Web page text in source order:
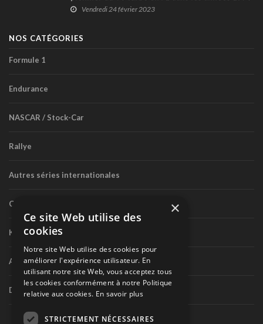
Vendredi 24 février 2023
NOS CATÉGORIES
Formule 1
Endurance
NASCAR / Stock-Car
Rallye
Autres séries internationales
Circuit routier canadien
Karting
Autres séries nationales
Divers
×
Ce site Web utilise des
cookies
Notre site Web utilise des cookies pour
améliorer l'expérience utilisateur. En
utilisant notre site Web, vous acceptez tous
les cookies conformément à notre Politique
relative aux cookies. En savoir plus
STRICTEMENT NÉCESSAIRES